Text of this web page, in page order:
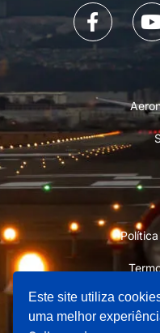
Este site utiliza
uma melhor